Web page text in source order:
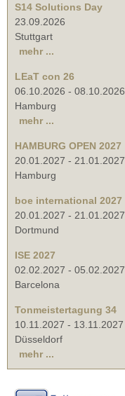
S14 Solutions Day
23.09.2026
Stuttgart
mehr ...
LEaT con 26
06.10.2026 - 08.10.2026
Hamburg
mehr ...
HAMBURG OPEN 2027
20.01.2027 - 21.01.2027
Hamburg
boe international 2027
20.01.2027 - 21.01.2027
Dortmund
ISE 2027
02.02.2027 - 05.02.2027
Barcelona
Tonmeistertagung 34
10.11.2027 - 13.11.2027
Düsseldorf
mehr ...